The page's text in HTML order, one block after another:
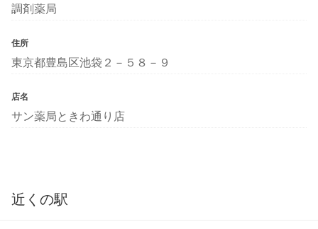
調剤薬局
住所
東京都豊島区池袋２－５８－９
店名
サン薬局ときわ通り店
近くの駅